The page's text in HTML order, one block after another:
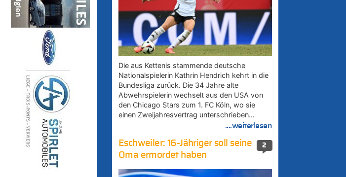
Die aus Kettenis stammende deutsche
Nationalspielerin Kathrin Hendrich kehrt in die
Bundesliga zurück. Die 34 Jahre alte
Abwehrspielerin wechselt aus den USA von
den Chicago Stars zum 1. FC Köln, wo sie
einen Zweijahresvertrag unterschrieben…
....weiterlesen
2
Eschweiler: 16-Jähriger soll seine
Oma ermordet haben